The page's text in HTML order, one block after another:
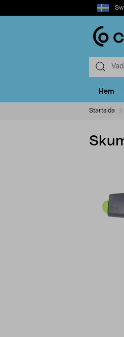
Select
market
Hem
Startsida